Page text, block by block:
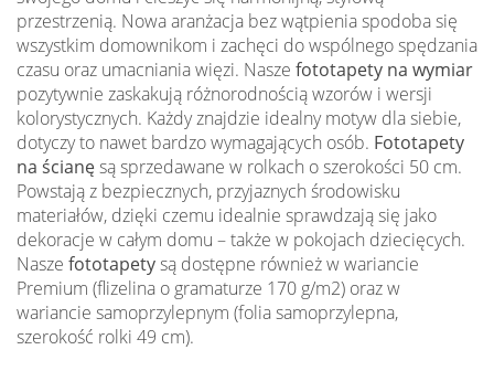
przestrzenią. Nowa aranżacja bez wątpienia spodoba się
wszystkim domownikom i zachęci do wspólnego spędzania
czasu oraz umacniania więzi. Nasze fototapety na wymiar
pozytywnie zaskakują różnorodnością wzorów i wersji
kolorystycznych. Każdy znajdzie idealny motyw dla siebie,
dotyczy to nawet bardzo wymagających osób. Fototapety
na ścianęsą sprzedawane w rolkach o szerokości 50 cm.
Powstają z bezpiecznych, przyjaznych środowisku
materiałów, dzięki czemu idealnie sprawdzają się jako
dekoracje w całym domu – także w pokojach dziecięcych.
Nasze fototapetysą dostępne również w wariancie
Premium (flizelina o gramaturze 170 g/m2) oraz w
wariancie samoprzylepnym (folia samoprzylepna,
szerokość rolki 49 cm).